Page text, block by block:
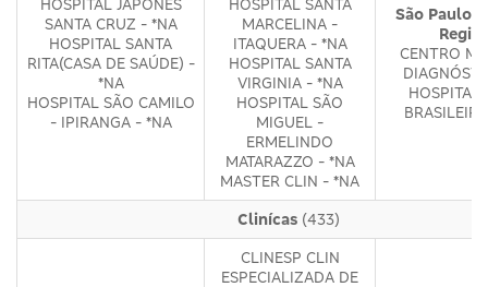
HOSPITAL JAPONÊS
SANTA CRUZ - *NA
HOSPITAL SANTA
RITA(CASA DE SAÚDE) -
*NA
HOSPITAL SÃO CAMILO
- IPIRANGA - *NA
HOSPITAL SANTA
MARCELINA -
ITAQUERA - *NA
HOSPITAL SANTA
VIRGINIA - *NA
HOSPITAL SÃO
MIGUEL -
ERMELINDO
MATARAZZO - *NA
MASTER CLIN - *NA
São Paulo
CENTRO
HOSPITAL
Clinícas (433)
CLINESP CLIN
ESPECIALIZADA DE